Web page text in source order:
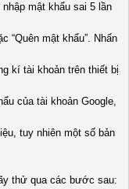
mật khẩu sai 5 lần
“Quên mật khẩu”. Nhấn
kí tài khoản trên thiết bị
của tài khoản Google,
tuy nhiên một số bản
thử qua các bước sau: